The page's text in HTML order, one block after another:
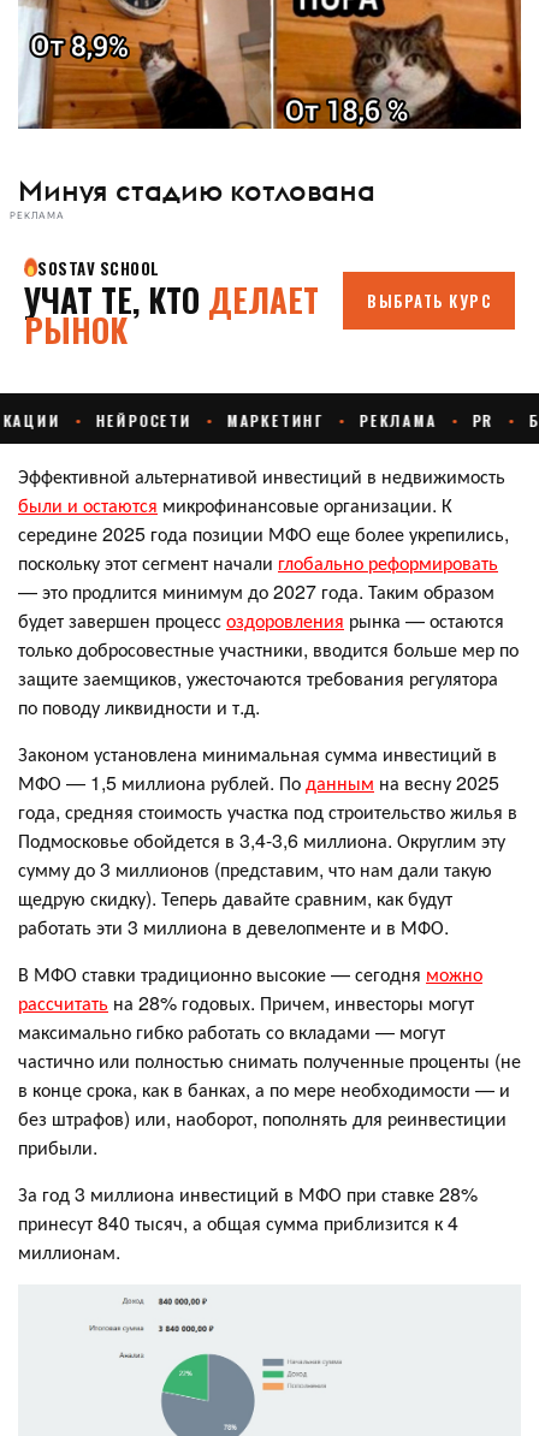
Минуя стадию котлована
РЕКЛАМА
Эффективной альтернативой инвестиций в недвижимость
были и остаются микрофинансовые организации. К
середине 2025 года позиции МФО еще более укрепились,
поскольку этот сегмент начали глобально реформировать
— это продлится минимум до 2027 года. Таким образом
будет завершен процессоздоровления рынка — остаются
только добросовестные участники, вводится больше мер по
защите заемщиков, ужесточаются требования регулятора
по поводу ликвидности и т.д.
Законом установлена минимальная сумма инвестиций в
МФО — 1,5 миллиона рублей. Поданным на весну 2025
года, средняя стоимость участка под строительство жилья в
Подмосковье обойдется в 3,4-3,6 миллиона. Округлим эту
сумму до 3 миллионов (представим, что нам дали такую
щедрую скидку). Теперь давайте сравним, как будут
работать эти 3 миллиона в девелопменте и в МФО.
В МФО ставки традиционно высокие — сегодня можно
рассчитать на 28% годовых. Причем, инвесторы могут
максимально гибко работать со вкладами — могут
частично или полностью снимать полученные проценты (не
в конце срока, как в банках, а по мере необходимости — и
без штрафов) или, наоборот, пополнять для реинвестиции
прибыли.
За год 3 миллиона инвестиций в МФО при ставке 28%
принесут 840 тысяч, а общая сумма приблизится к 4
миллионам.